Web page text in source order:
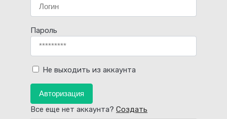
Пароль
Не выходить из аккаунта
Авторизация
Все еще нет аккаунта? Создать